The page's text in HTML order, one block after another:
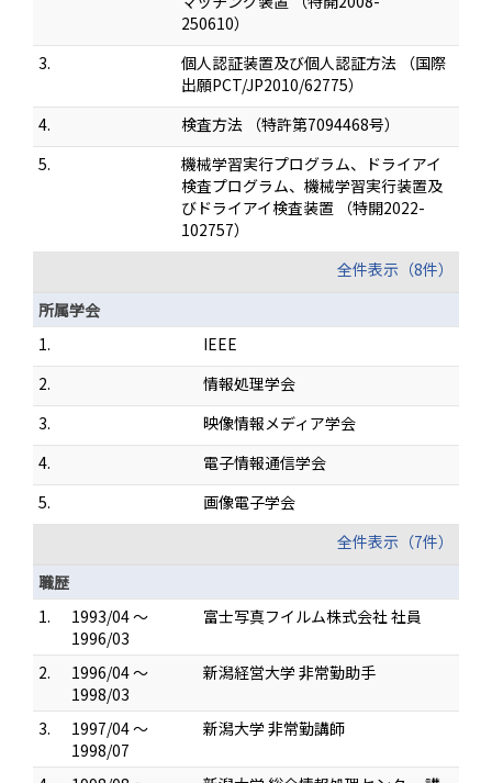
250610）
3.
個人認証装置及び個人認証方法 （国際
出願PCT/JP2010/62775）
4.
検査方法 （特許第7094468号）
5.
機械学習実行プログラム、ドライアイ
検査プログラム、機械学習実行装置及
びドライアイ検査装置 （特開2022-
102757）
全件表示（8件）
所属学会
1.
IEEE
2.
情報処理学会
3.
映像情報メディア学会
4.
電子情報通信学会
5.
画像電子学会
全件表示（7件）
職歴
1.
1993/04 ～
1996/03
富士写真フイルム株式会社 社員
2.
1996/04 ～
1998/03
新潟経営大学 非常勤助手
3.
1997/04 ～
1998/07
新潟大学 非常勤講師